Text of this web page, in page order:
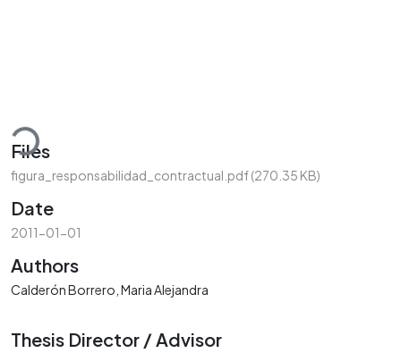
Files
figura_responsabilidad_contractual.pdf(270.35 KB)
Date
2011-01-01
Authors
Calderón Borrero, Maria Alejandra
Thesis Director / Advisor